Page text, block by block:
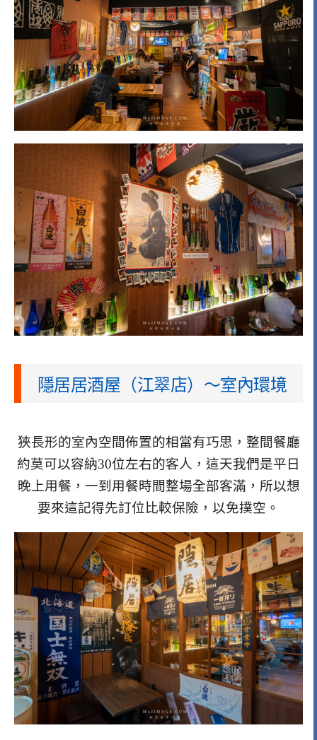
隱居居酒屋（江翠店）～室內環境
狹長形的室內空間佈置的相當有巧思，整間餐廳
約莫可以容納30位左右的客人，這天我們是平日
晚上用餐，一到用餐時間整場全部客滿，所以想
要來這記得先訂位比較保險，以免撲空。